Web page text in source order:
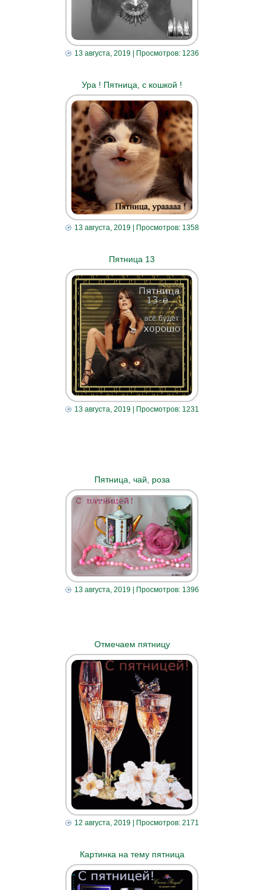
13 августа, 2019| Просмотров: 1236
Ура ! Пятница, с кошкой !
13 августа, 2019| Просмотров: 1358
Пятница 13
13 августа, 2019| Просмотров: 1231
Пятница, чай, роза
13 августа, 2019| Просмотров: 1396
Отмечаем пятницу
12 августа, 2019| Просмотров: 2171
Картинка на тему пятница